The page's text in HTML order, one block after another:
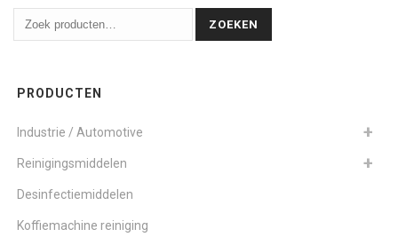
ZOEKEN
PRODUCTEN
Industrie / Automotive
Reinigingsmiddelen
Desinfectiemiddelen
Koffiemachine reiniging